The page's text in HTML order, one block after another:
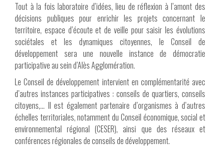
Tout à la fois laboratoire d’idées, lieu de réflexion à l’amont des
décisions publiques pour enrichir les projets concernant le
territoire, espace d’écoute et de veille pour saisir les évolutions
sociétales et les dynamiques citoyennes, le Conseil de
développement sera une nouvelle instance de démocratie
participative au sein d’Alès Agglomération.
Le Conseil de développement intervient en complémentarité avec
d’autres instances participatives : conseils de quartiers, conseils
citoyens,… Il est également partenaire d’organismes à d’autres
échelles territoriales, notamment du Conseil économique, social et
environnemental régional (CESER), ainsi que des réseaux et
conférences régionales de conseils de développement.